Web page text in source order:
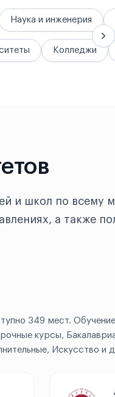
Наука и инженерия
Колледжи
и школ по всему
а также
349 мест.
курсы,
Искусство и